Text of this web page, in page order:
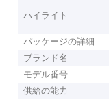
ハイライト
パッケージの詳細
ブランド名
モデル番号
供給の能力